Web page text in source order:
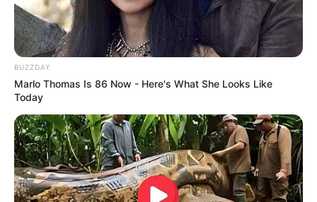
Πόλεμος»
ανοιχτά ρήξη με τις ΗΠΑ
μετά την επίθεση...
Email address:
BUZZDAY
Marlo Thomas Is 86 Now - Here's What She Looks Like
Today